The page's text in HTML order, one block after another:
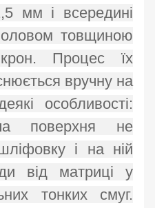
мм і всередині
оловом товщиною
Процес їх
вручну на
особливості:
поверхня не
і на ній
від матриці у
тонких смуг.